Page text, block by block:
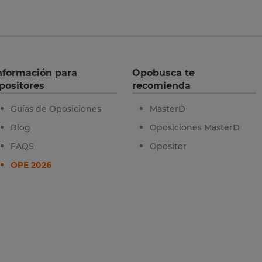
para
Guías de Oposiciones
Blog
FAQS
OPE 2026
Opobusca te
recomienda
MasterD
Oposiciones MasterD
Opositor